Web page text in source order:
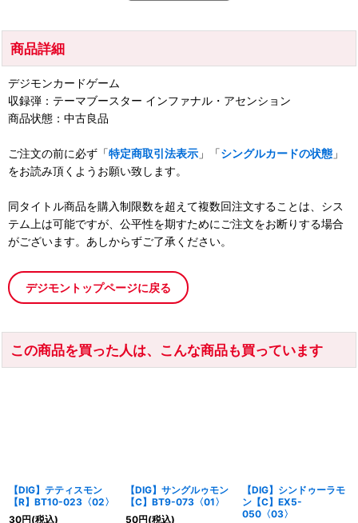
商品詳細
デジモンカードゲーム
収録弾：テーマブースター インファナル・アセンション
商品状態：中古良品
ご注文の前に必ず「特定商取引法表示 」「シングルカードの状態 」
をお読み頂くようお願い致します。
同タイトル商品を購入制限数を超えて複数回注文することは、シス
テム上は可能ですが、公平性を期すためにご注文をお断りする場合
がございます。あしからずご了承ください。
デジモントップページに戻る
この商品を買った人は、こんな商品も買っています
【DIG】テティスモン
【R】BT10-023〈02〉
30円(税込)
【DIG】サングルゥモン
【C】BT9-073〈01〉
50円(税込)
【DIG】シンドゥーラモ
ン【C】EX5-
050〈03〉